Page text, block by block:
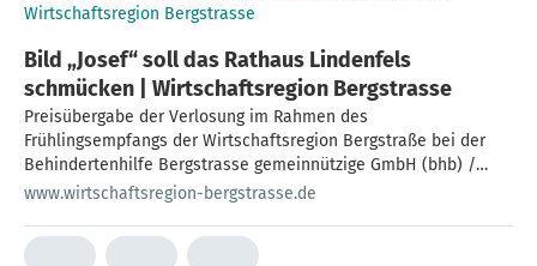
Bild „Josef“ soll das Rathaus Lindenfels
schmücken | Wirtschaftsregion Bergstrasse
Preisübergabe der Verlosung im Rahmen des
Frühlingsempfangs der Wirtschaftsregion Bergstraße bei der
Behindertenhilfe Bergstrasse gemeinnützige GmbH (bhb) /
Gewinner des Gemäldes „Josef“ stellt Preis der Stadt
www.wirtschaftsregion-bergstrasse.de